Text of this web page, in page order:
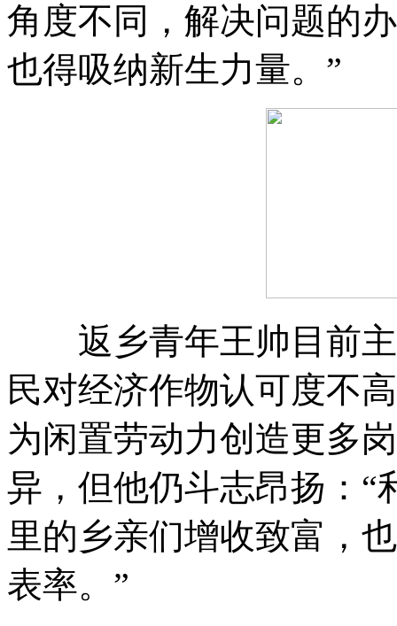
角度不同 ， 解决问题的
也得吸纳新生力量。 ”
返乡青年王帅目前主
民对经济作物认可度不高
为闲置劳动力创造更多
异 ， 但他仍斗志昂扬：“
里的乡亲们增收致富 ，
表率。 ”